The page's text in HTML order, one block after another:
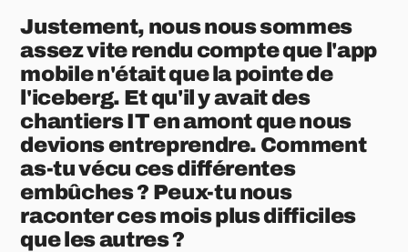
Justement, nous nous sommes
assez vite rendu compte que l'app
mobile n'était que la pointe de
l'iceberg. Et qu'il y avait des
chantiers IT en amont que nous
devions entreprendre. Comment
as-tu vécu ces différentes
embûches ? Peux-tu nous
raconter ces mois plus difficiles
que les autres ?